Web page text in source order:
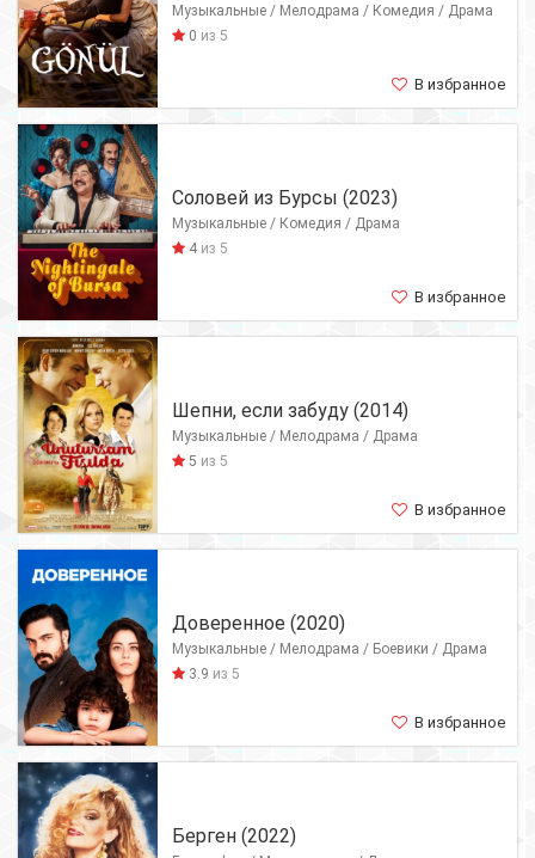
Музыкальные / Мелодрама / Комедия / Драма
0 из 5
В избранное
Соловей из Бурсы (2023)
Музыкальные / Комедия / Драма
4 из 5
В избранное
Шепни, если забуду (2014)
Музыкальные / Мелодрама / Драма
5 из 5
В избранное
Доверенное (2020)
Музыкальные / Мелодрама / Боевики / Драма
3.9 из 5
В избранное
Берген (2022)